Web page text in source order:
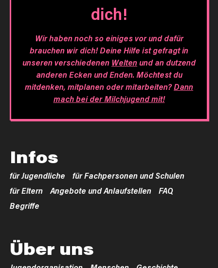
dich!
Wir haben noch so einiges vor und dafür
brauchen wir dich! Deine Hilfe ist gefragt in
unseren verschiedenen Weltenund an dutzend
anderen Ecken und Enden. Möchtest du
mitdenken, mitplanen oder mitarbeiten?Dann
mach bei der Milchjugend mit!
Infos
für Jugendliche
für Fachpersonen und Schulen
für Eltern
Angebote und Anlaufstellen
FAQ
Begriffe
Über uns